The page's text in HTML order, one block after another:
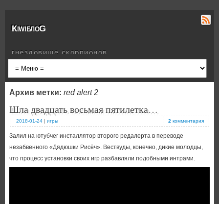
КiwiблоG
гнездовище скорпионов
Архив метки: red alert 2
Шла двадцать восьмая пятилетка…
2018-01-24 | игры 2 комментария
Залил на ютубчег инсталлятор второго редалерта в переводе
незабвенного «Дядюшки Рисёч». Вествуды, конечно, дикие молодцы,
что процесс установки своих игр разбавляли подобными интрами.